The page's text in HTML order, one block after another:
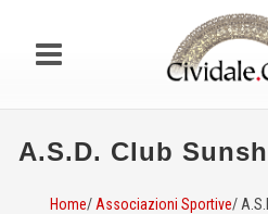
A.S.D. Club
Home/ Associazioni Sportive/